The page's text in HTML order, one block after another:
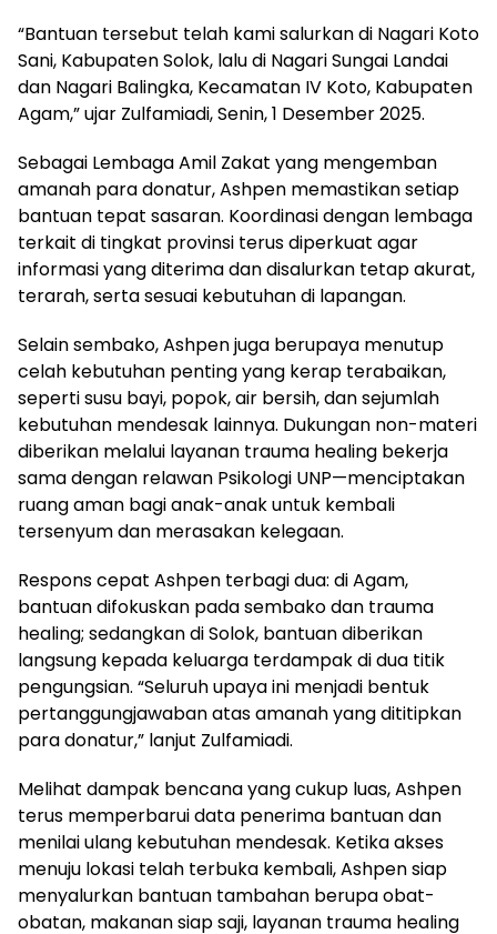
“Bantuan tersebut telah kami salurkan di Nagari Koto
Sani, Kabupaten Solok, lalu di Nagari Sungai Landai
dan Nagari Balingka, Kecamatan IV Koto, Kabupaten
Agam,” ujar Zulfamiadi, Senin, 1 Desember 2025.
Sebagai Lembaga Amil Zakat yang mengemban
amanah para donatur, Ashpen memastikan setiap
bantuan tepat sasaran. Koordinasi dengan lembaga
terkait di tingkat provinsi terus diperkuat agar
informasi yang diterima dan disalurkan tetap akurat,
terarah, serta sesuai kebutuhan di lapangan.
Selain sembako, Ashpen juga berupaya menutup
celah kebutuhan penting yang kerap terabaikan,
seperti susu bayi, popok, air bersih, dan sejumlah
kebutuhan mendesak lainnya. Dukungan non-materi
diberikan melalui layanan trauma healing bekerja
sama dengan relawan Psikologi UNP—menciptakan
ruang aman bagi anak-anak untuk kembali
tersenyum dan merasakan kelegaan.
Respons cepat Ashpen terbagi dua: di Agam,
bantuan difokuskan pada sembako dan trauma
healing; sedangkan di Solok, bantuan diberikan
langsung kepada keluarga terdampak di dua titik
pengungsian. “Seluruh upaya ini menjadi bentuk
pertanggungjawaban atas amanah yang dititipkan
para donatur,” lanjut Zulfamiadi.
Melihat dampak bencana yang cukup luas, Ashpen
terus memperbarui data penerima bantuan dan
menilai ulang kebutuhan mendesak. Ketika akses
menuju lokasi telah terbuka kembali, Ashpen siap
menyalurkan bantuan tambahan berupa obat-
obatan, makanan siap saji, layanan trauma healing